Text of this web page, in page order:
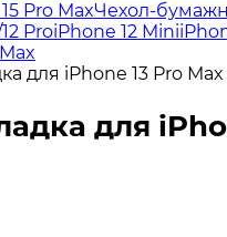
Pro MaxЧехол-
ProiPhone 12 Mini
для iPhone 13 Pro
для